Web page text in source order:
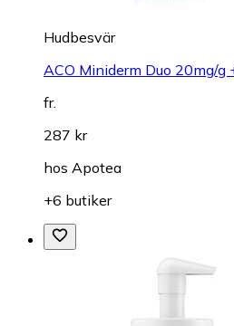
Hudbesvär
ACO Miniderm Duo 20mg/g
fr.
287 kr
hos Apotea
+6 butiker